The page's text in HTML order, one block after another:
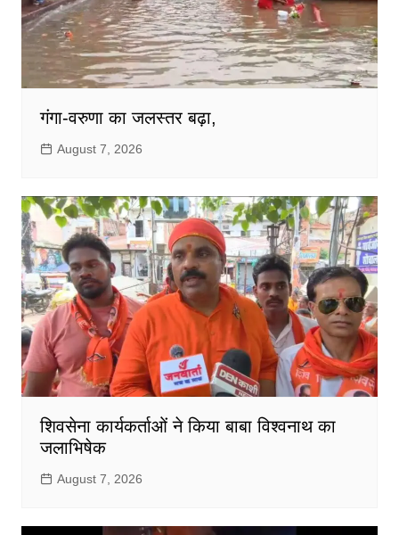
गंगा-वरुणा का जलस्तर बढ़ा,
August 7, 2026
शिवसेना कार्यकर्ताओं ने किया बाबा विश्वनाथ का
जलाभिषेक
August 7, 2026